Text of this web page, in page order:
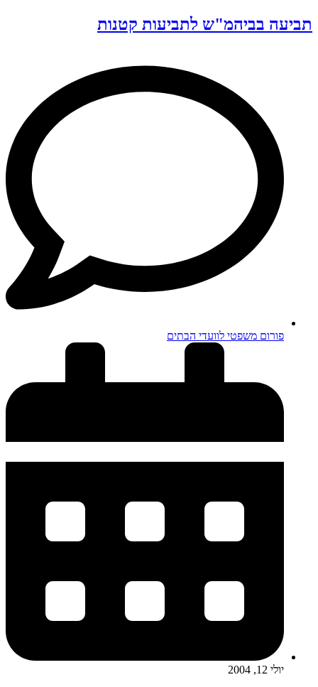
תביעה בביהמ"ש לתביעות קטנות
פורום משפטי לוועדי הבתים
יולי 12, 2004